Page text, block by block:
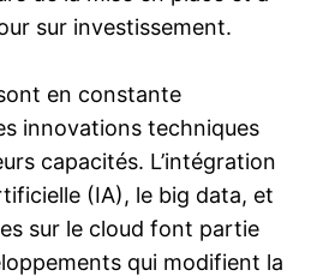
sur investissement.
en constante
innovations techniques
capacités. L’intégration
(IA), le big data, et
sur le cloud font partie
qui modifient la